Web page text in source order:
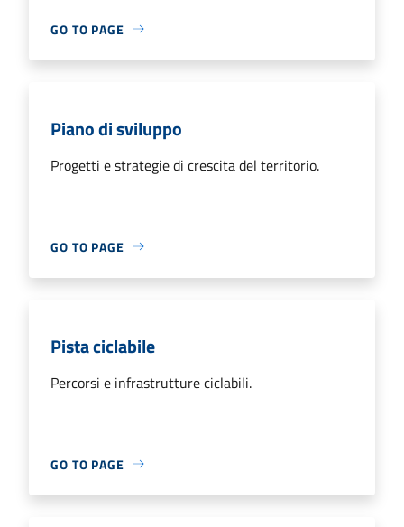
GO TO PAGE
Piano di sviluppo
Progetti e strategie di crescita del territorio.
GO TO PAGE
Pista ciclabile
Percorsi e infrastrutture ciclabili.
GO TO PAGE